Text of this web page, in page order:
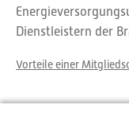
Dienstleistern der
Vorteile einer